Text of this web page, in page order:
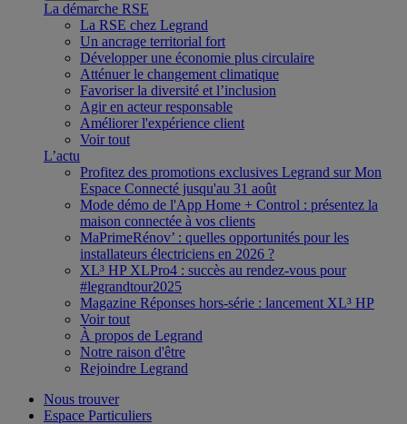
La démarche RSE
La RSE chez Legrand
Un ancrage territorial fort
Développer une économie plus circulaire
Atténuer le changement climatique
Favoriser la diversité et l’inclusion
Agir en acteur responsable
Améliorer l'expérience client
Voir tout
L’actu
Profitez des promotions exclusives Legrand sur Mon
Espace Connecté jusqu'au 31 août
Mode démo de l'App Home + Control : présentez la
maison connectée à vos clients
MaPrimeRénov’ : quelles opportunités pour les
installateurs électriciens en 2026 ?
XL³ HP XLPro4 : succès au rendez-vous pour
#legrandtour2025
Magazine Réponses hors-série : lancement XL³ HP
Voir tout
À propos de Legrand
Notre raison d'être
Rejoindre Legrand
Nous trouver
Espace Particuliers